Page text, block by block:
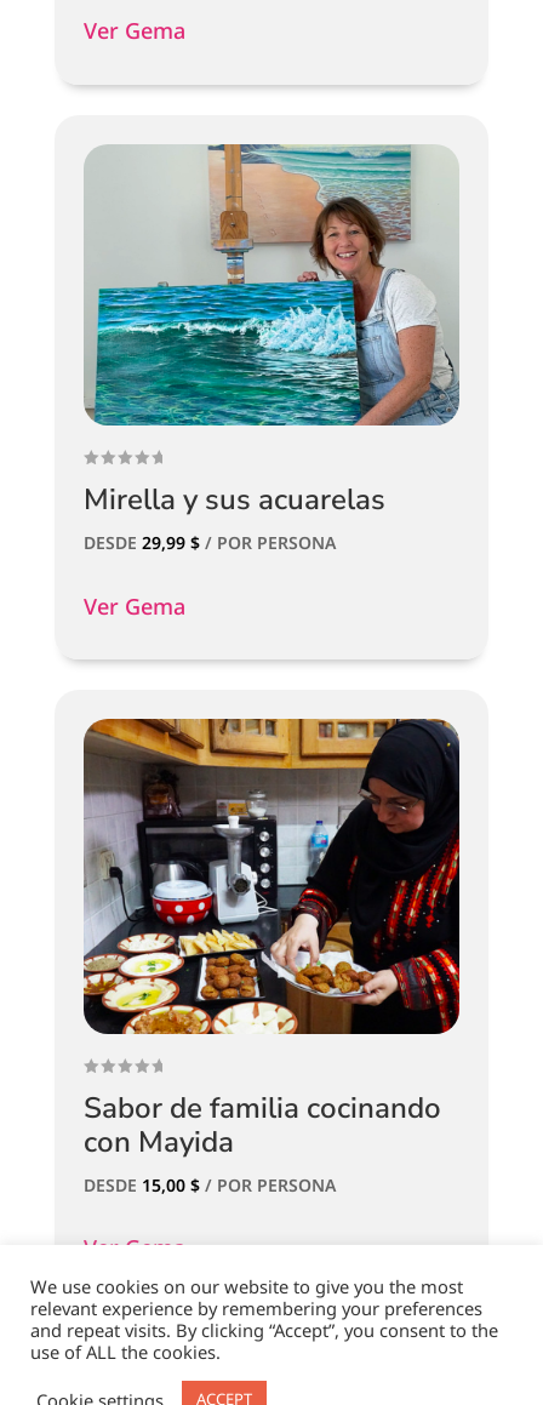
Ver Gema
Mirella y sus acuarelas
DESDE 29,99 $/ POR PERSONA
Ver Gema
Sabor de familia cocinando
con Mayida
DESDE 15,00 $/ POR PERSONA
Ver Gema
Mostrando los 6 resultados
We use cookies on our website to give you the most
relevant experience by remembering your preferences
and repeat visits. By clicking “Accept”, you consent to the
use of ALL the cookies.
Cookie settings
ACCEPT